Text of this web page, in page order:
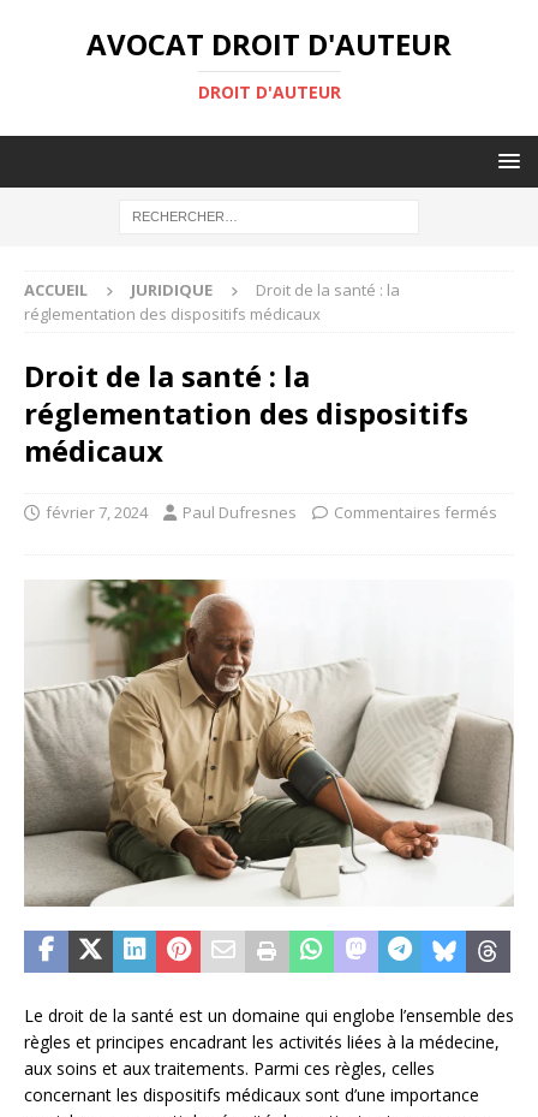
AVOCAT DROIT D'AUTEUR
DROIT D'AUTEUR
ACCUEIL JURIDIQUE
Droit de la santé : la
réglementation des dispositifs médicaux
Droit de la santé : la
réglementation des dispositifs
médicaux
février 7, 2024 Paul Dufresnes Commentaires fermés
Le droit de la santé est un domaine qui englobe l’ensemble des
règles et principes encadrant les activités liées à la médecine,
aux soins et aux traitements. Parmi ces règles, celles
concernant les dispositifs médicaux sont d’une importance